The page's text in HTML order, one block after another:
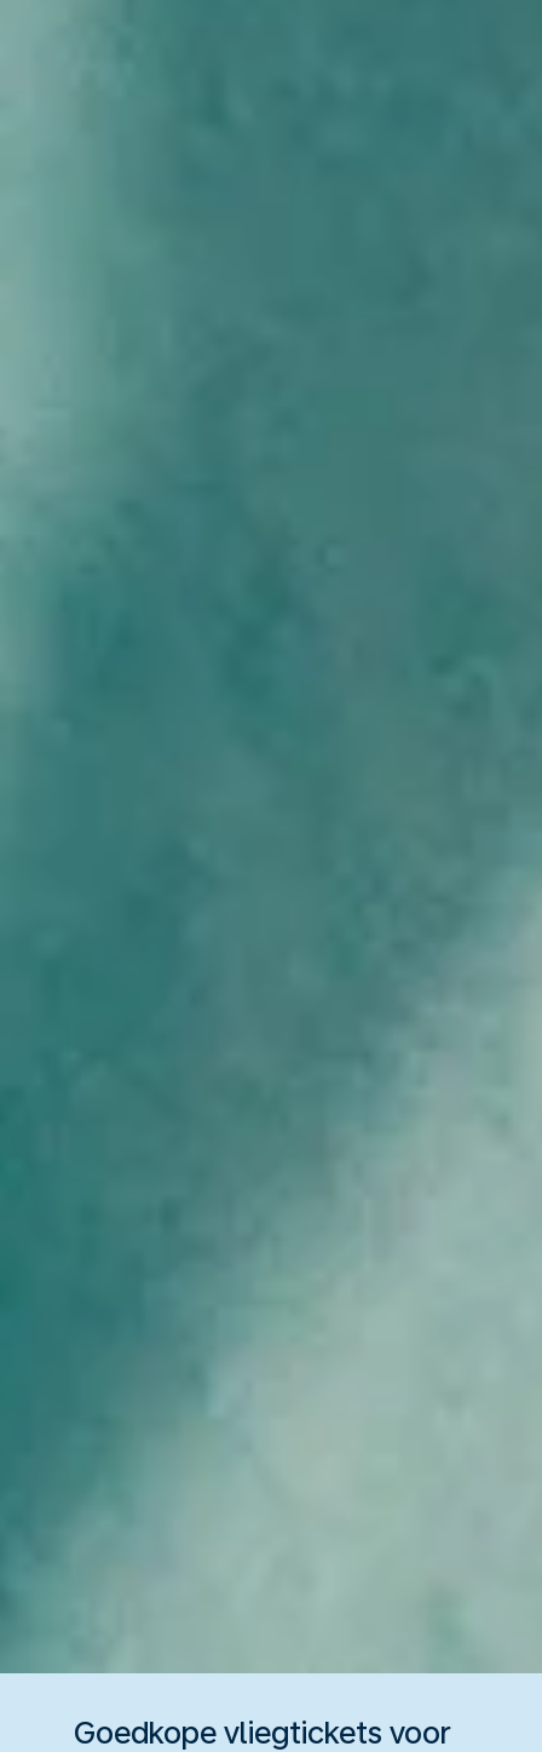
Goedkope vliegtickets voor